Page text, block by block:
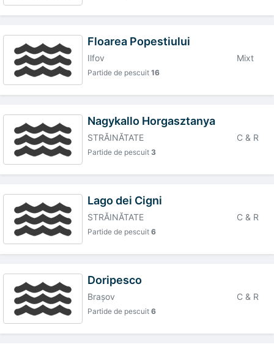
Floarea Popestiului
Ilfov Mixt
Partide de pescuit 16
Nagykallo Horgasztanya
STRĂINĂTATE C & R
Partide de pescuit 3
Lago dei Cigni
STRĂINĂTATE C & R
Partide de pescuit 6
Doripesco
Braşov C & R
Partide de pescuit 6